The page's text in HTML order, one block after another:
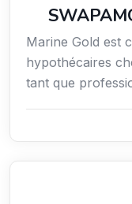
Marine Gold est
hypothécaires
tant que